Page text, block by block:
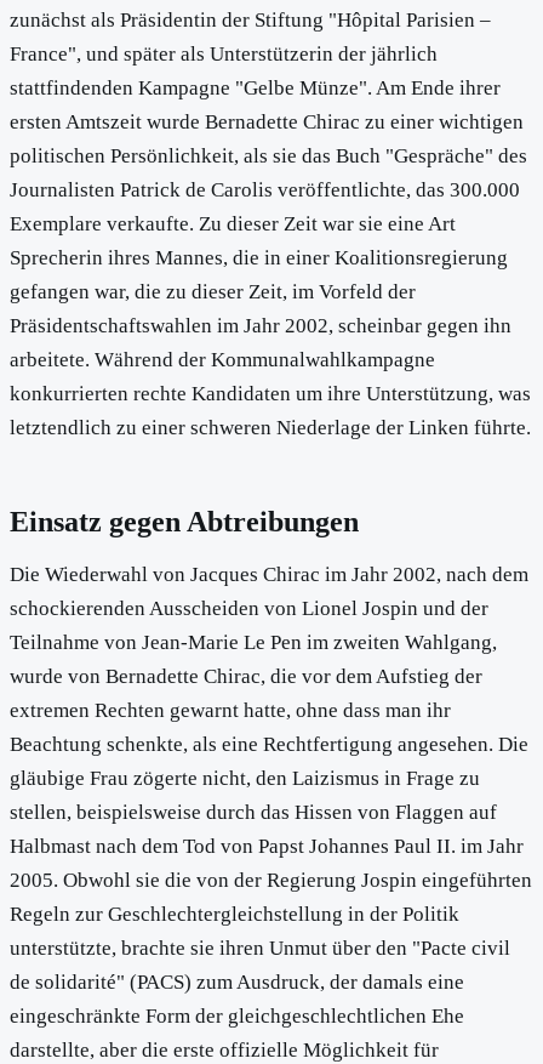
zunächst als Präsidentin der Stiftung "Hôpital Parisien –
France", und später als Unterstützerin der jährlich
stattfindenden Kampagne "Gelbe Münze". Am Ende ihrer
ersten Amtszeit wurde Bernadette Chirac zu einer wichtigen
politischen Persönlichkeit, als sie das Buch "Gespräche" des
Journalisten Patrick de Carolis veröffentlichte, das 300.000
Exemplare verkaufte. Zu dieser Zeit war sie eine Art
Sprecherin ihres Mannes, die in einer Koalitionsregierung
gefangen war, die zu dieser Zeit, im Vorfeld der
Präsidentschaftswahlen im Jahr 2002, scheinbar gegen ihn
arbeitete. Während der Kommunalwahlkampagne
konkurrierten rechte Kandidaten um ihre Unterstützung, was
letztendlich zu einer schweren Niederlage der Linken führte.
Einsatz gegen Abtreibungen
Die Wiederwahl von Jacques Chirac im Jahr 2002, nach dem
schockierenden Ausscheiden von Lionel Jospin und der
Teilnahme von Jean-Marie Le Pen im zweiten Wahlgang,
wurde von Bernadette Chirac, die vor dem Aufstieg der
extremen Rechten gewarnt hatte, ohne dass man ihr
Beachtung schenkte, als eine Rechtfertigung angesehen. Die
gläubige Frau zögerte nicht, den Laizismus in Frage zu
stellen, beispielsweise durch das Hissen von Flaggen auf
Halbmast nach dem Tod von Papst Johannes Paul II. im Jahr
2005. Obwohl sie die von der Regierung Jospin eingeführten
Regeln zur Geschlechtergleichstellung in der Politik
unterstützte, brachte sie ihren Unmut über den "Pacte civil
de solidarité" (PACS) zum Ausdruck, der damals eine
eingeschränkte Form der gleichgeschlechtlichen Ehe
darstellte, aber die erste offizielle Möglichkeit für